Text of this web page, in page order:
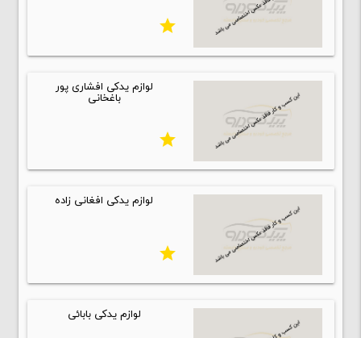
star
لوازم یدکی افشاری پور
باغخانی
star
لوازم یدکی افغانی زاده
star
لوازم یدکی بابائی